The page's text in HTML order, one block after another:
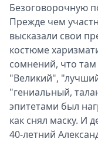
Безоговорочную
Прежде чем
высказали свои
костюме
сомнений, что
"Великий",
"гениальный,
эпитетами был
как снял маску. И
40-летний